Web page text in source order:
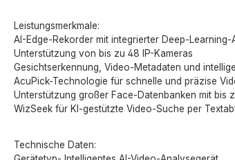
Leistungsmerkmale:
AI-Edge-Rekorder mit integrierter Deep-Learning-
Unterstützung von bis zu 48 IP-Kameras
Gesichtserkennung, Video-Metadaten und
AcuPick-Technologie für schnelle und präzise
Unterstützung großer Face-Datenbanken mit bis
WizSeek für KI-gestützte Video-Suche per
Technische Daten: